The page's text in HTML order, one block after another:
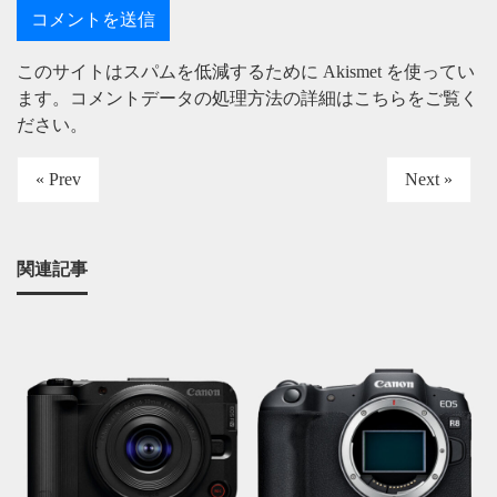
このサイトはスパムを低減するために Akismet を使ってい
ます。
コメントデータの処理方法の詳細はこちらをご覧く
ださい。
« Prev Next »
関連記事